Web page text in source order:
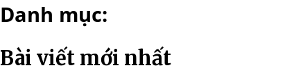
Danh mục:
Bài viết mới nhất